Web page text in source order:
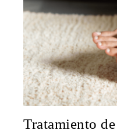
Tratamiento